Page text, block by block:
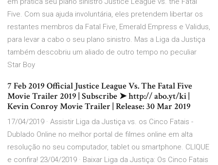
Five. Com sua ajuda involuntária, eles pretendem libertar os
restantes membros da Fatal Five, Emerald Empress e Validus,
para levar a cabo o seu plano sinistro. Mas a Liga da Justiça
também descobriu um aliado de outro tempo no peculiar
Star Boy
7 Feb 2019 Official Justice League Vs. The Fatal Five
Movie Trailer 2019 | Subscribe ➤ http:// abo.yt/ki |
Kevin Conroy Movie Trailer | Release: 30 Mar 2019
17/04/2019 · Assistir Liga da Justiça vs. os Cinco Fatais -
Dublado Online no melhor portal de filmes online em alta
resolução no seu computador, tablet ou smartphone. CLIQUE
e confira! 23/04/2019 · Baixar Liga da Justiça: Os Cinco Fatais